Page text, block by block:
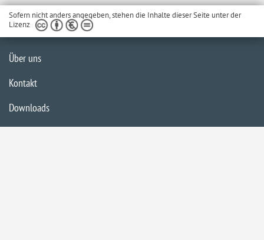
Sofern nicht anders angegeben, stehen die Inhalte dieser Seite unter der
Lizenz
Über uns
Kontakt
Downloads